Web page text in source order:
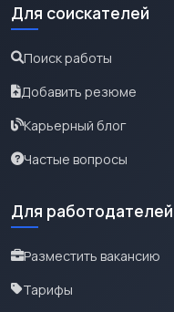
Для соискателей
Поиск работы
Добавить резюме
Карьерный блог
Частые вопросы
Для работодателей
Разместить вакансию
Тарифы